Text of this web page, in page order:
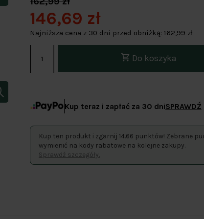
146,69 zł
Najniższa cena z 30 dni przed obniżką: 162,99 zł
Do koszyka
Kup teraz i zapłać za 30 dniSPRAWDŹ
Kup ten produkt i zgarnij 14.66 punktów! Zebrane
wymienić na kody rabatowe na kolejne zakupy.
Sprawdź szczegóły.